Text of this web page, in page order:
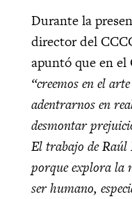
Durante la
director del
apuntó que en el
“creemos en el
adentrarnos en
desmontar
El trabajo de Raúl
porque explora la
ser humano,